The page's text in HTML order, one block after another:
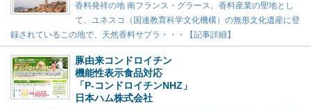
香料発祥の地 南フランス・グラース。香料産業の聖地とし
て、ユネスコ（国連教育科学文化機構）の無形文化遺産に登
録されているこの地で、天然香料サプラ・・・【記事詳細】
豚由来コンドロイチン
機能性表示食品対応
「P-コンドロイチンNHZ」
日本ハム株式会社